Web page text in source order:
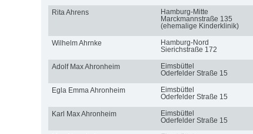
Rita Ahrens
Hamburg-Mitte
Marckmannstraße 135
(ehemalige Kinderklinik)
Wilhelm Ahrnke
Hamburg-Nord
Sierichstraße 172
Adolf Max Ahronheim
Eimsbüttel
Oderfelder Straße 15
Egla Emma Ahronheim
Eimsbüttel
Oderfelder Straße 15
Karl Max Ahronheim
Eimsbüttel
Oderfelder Straße 15